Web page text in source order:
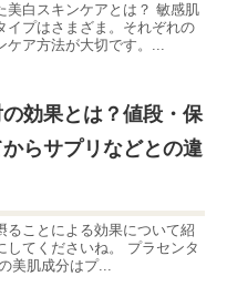
美白スキンケアとは？ 敏感肌
イプはさまざま。それぞれの
ケア方法が大切です。...
効果とは？値段・保
らサプリなどとの違
ることによる効果について紹
してくださいね。 プラセンタ
美肌成分はプ...